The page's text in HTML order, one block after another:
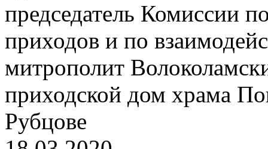
председатель Комиссии
приходов и по
митрополит
приходской дом храма
Рубцове